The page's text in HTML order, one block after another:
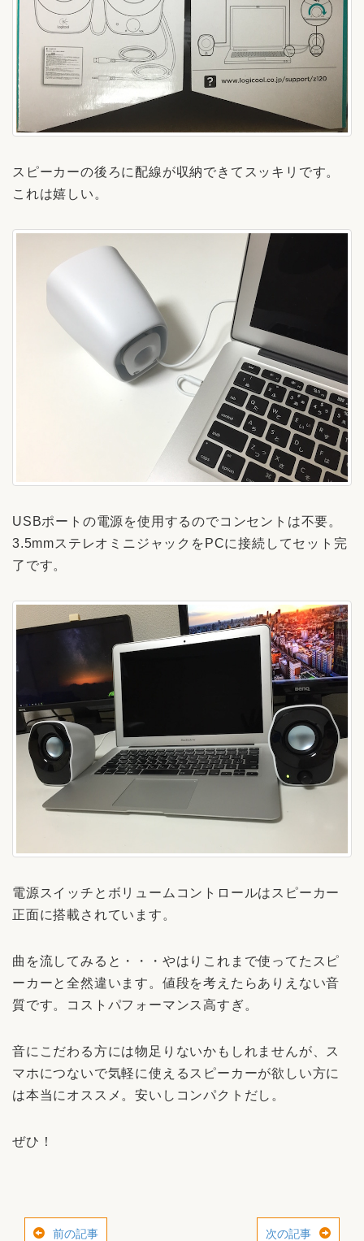
スピーカーの後ろに配線が収納できてスッキリです。
これは嬉しい。
USBポートの電源を使用するのでコンセントは不要。
3.5mmステレオミニジャックをPCに接続してセット完
了です。
電源スイッチとボリュームコントロールはスピーカー
正面に搭載されています。
曲を流してみると・・・やはりこれまで使ってたスピ
ーカーと全然違います。値段を考えたらありえない音
質です。コストパフォーマンス高すぎ。
音にこだわる方には物足りないかもしれませんが、ス
マホにつないで気軽に使えるスピーカーが欲しい方に
は本当にオススメ。安いしコンパクトだし。
ぜひ！
前の記事 次の記事